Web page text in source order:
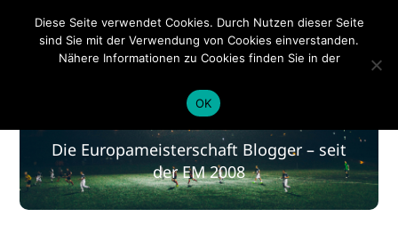
EM 2020
EM 2020
Die Europameisterschaft Blogger – seit
der EM 2008
Diese Seite verwendet Cookies. Durch Nutzen dieser Seite
sind Sie mit der Verwendung von Cookies einverstanden.
Nähere Informationen zu Cookies finden Sie in der
OK